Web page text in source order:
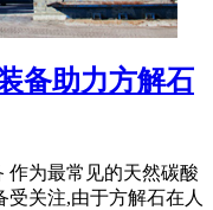
备助力方解石
作为最常见的天然碳酸
关注,由于方解石在人